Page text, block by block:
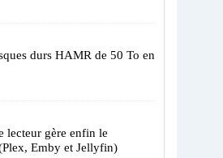
durs HAMR de 50 To en
lecteur gère enfin le
Emby et Jellyfin)